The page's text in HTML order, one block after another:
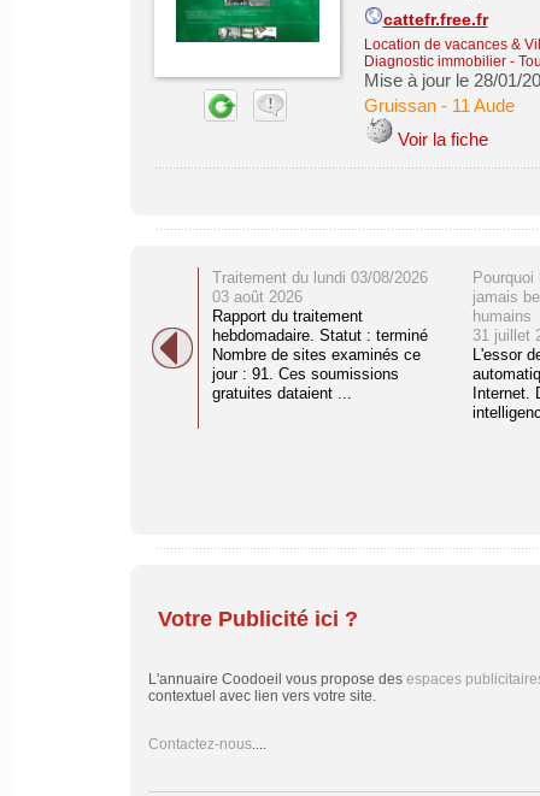
cattefr.free.fr
Location de vacances &
Diagnostic immobilier-
Mise à jour le 28/01/
Gruissan- 11 Aude
Voir la fiche
Traitement du lundi 03/08/2026
03 août 2026
Rapport du traitement
hebdomadaire. Statut : terminé
Nombre de sites examinés ce
jour : 91. Ces soumissions
gratuites dataient ...
jamais
humains
31 juillet
L'essor
Internet.
Votre Publicité ici ?
L'annuaire Coodoeil vous propose des espaces
contextuel avec lien vers votre site.
Contactez-nous....